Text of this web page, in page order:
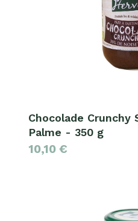
Chocolade Crunchy
Palme - 350 g
10,10 €